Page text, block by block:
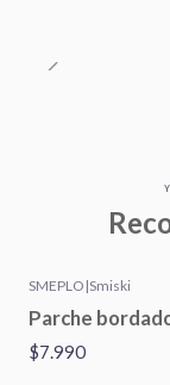
SMEPLO |Smiski
Parche
$7.990